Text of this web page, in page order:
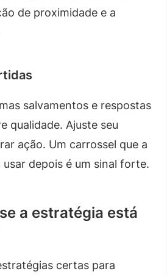
de proximidade e a
salvamentos e respostas
qualidade. Ajuste seu
ação. Um carrossel que a
usar depois é um sinal forte.
a estratégia está
certas para